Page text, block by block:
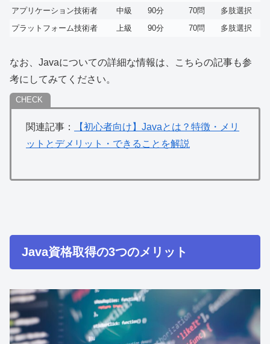
アプリケーション技術者 中級 90分 70問
多肢選択
プラットフォーム技術者
上級 90分 70問 多肢選択
なお、Javaについての詳細な情報は、こちらの記事も参
考にしてみてください。
関連記事：
【初心者向け】Javaとは？特徴・メリ
ットとデメリット・できることを解説
Java資格取得の3つのメリット